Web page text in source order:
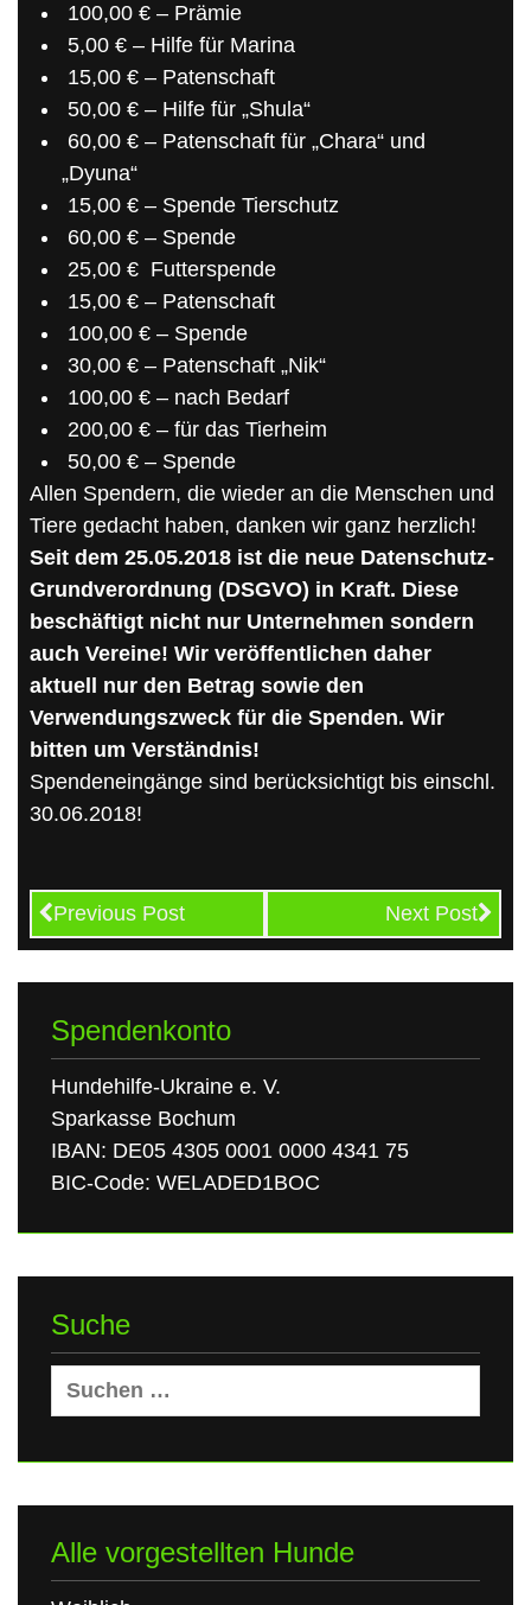
100,00 € – Prämie
5,00 € – Hilfe für Marina
15,00 € – Patenschaft
50,00 € – Hilfe für „Shula“
60,00 € – Patenschaft für „Chara“ und
„Dyuna“
15,00 € – Spende Tierschutz
60,00 € – Spende
25,00 € Futterspende
15,00 € – Patenschaft
100,00 € – Spende
30,00 € – Patenschaft „Nik“
100,00 € – nach Bedarf
200,00 € – für das Tierheim
50,00 € – Spende
Allen Spendern, die wieder an die Menschen und
Tiere gedacht haben, danken wir ganz herzlich!
Seit dem 25.05.2018 ist die neue Datenschutz-
Grundverordnung (DSGVO) in Kraft. Diese
beschäftigt nicht nur Unternehmen sondern
auch Vereine! Wir veröffentlichen daher
aktuell nur den Betrag sowie den
Verwendungszweck für die Spenden. Wir
bitten um Verständnis!
Spendeneingänge sind berücksichtigt bis einschl.
30.06.2018!
Previous Post Next Post
Spendenkonto
Hundehilfe-Ukraine e. V.
Sparkasse Bochum
IBAN: DE05 4305 0001 0000 4341 75
BIC-Code: WELADED1BOC
Suche
Suchen
nach:
Alle vorgestellten Hunde